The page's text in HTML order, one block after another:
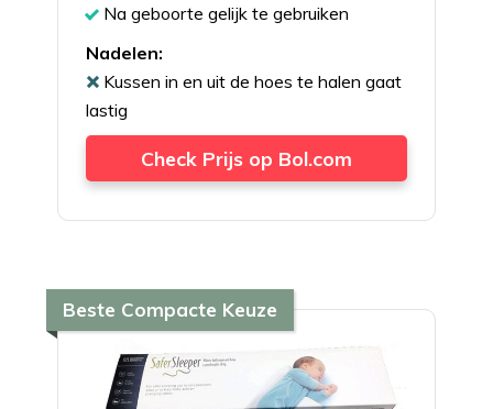
Na geboorte gelijk te gebruiken
Nadelen:
Kussen in en uit de hoes te halen gaat
lastig
Check Prijs op Bol.com
Beste Compacte Keuze